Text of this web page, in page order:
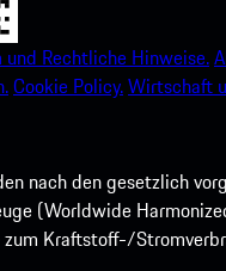
und Rechtliche Hinweise.
Cookie Policy.Wirtschaft
nach den gesetzlich
(Worldwide
Kraftstoff-/